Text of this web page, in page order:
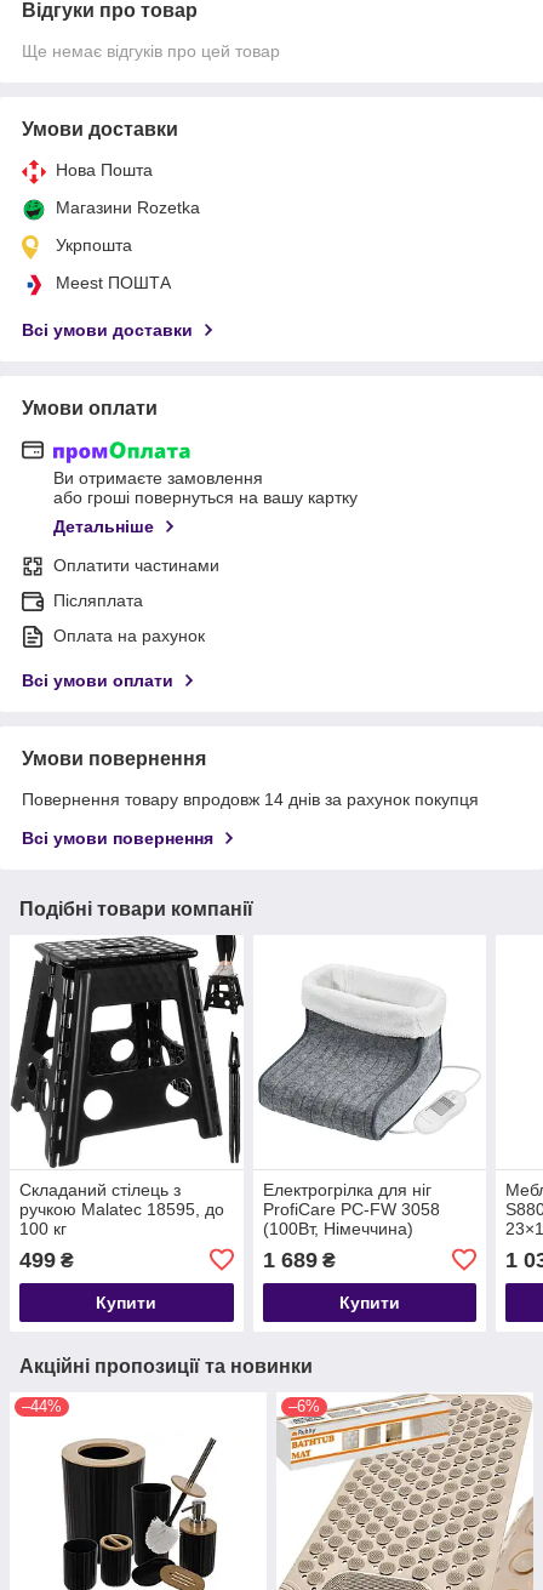
Відгуки про товар
Ще немає відгуків про цей товар
Умови доставки
Нова Пошта
Магазини Rozetka
Укрпошта
Meest ПОШТА
Всі умови доставки
Умови оплати
Ви отримаєте замовлення
або гроші повернуться на вашу картку
Детальніше
Оплатити частинами
Післяплата
Оплата на рахунок
Всі умови оплати
Умови повернення
Повернення товару впродовж 14 днів за рахунок покупця
Всі умови повернення
Подібні товари компанії
Складаний стілець з
ручкою Malatec 18595, до
100 кг
499 ₴
Купити
Електрогрілка для ніг
ProfiCare PC-FW 3058
(100Вт, Німеччина)
1 689₴
Купити
1
Акційні пропозиції та новинки
–44% –6%